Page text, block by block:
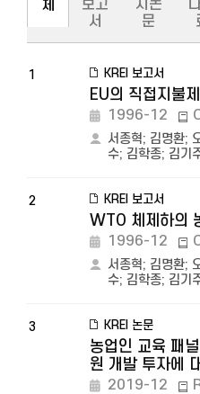
체
보고
서
지논
문
1 KREI 보고서
EU의 직접지불
1996-12
서종혁; 김명환;
수; 김학종; 김기
2 KREI 보고서
WTO 체제하의
1996-12
서종혁; 김명환;
수; 김학종; 김기
3 KREI 논문
농업인 교육 패
원 개발 투자에
2019-12